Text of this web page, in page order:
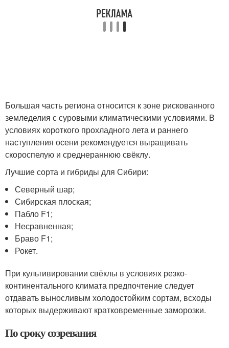
Большая часть региона относится к зоне рискованного
земледелия с суровыми климатическими условиями. В
условиях короткого прохладного лета и раннего
наступления осени рекомендуется выращивать
скороспелую и среднераннюю свёклу.
Лучшие сорта и гибриды для Сибири:
Северный шар;
Сибирская плоская;
Пабло F1;
Несравненная;
Браво F1;
Рокет.
При культивировании свёклы в условиях резко-
континентального климата предпочтение следует
отдавать выносливым холодостойким сортам, всходы
которых выдерживают кратковременные заморозки.
По сроку созревания